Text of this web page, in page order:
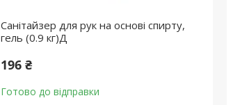
Санітайзер для рук на основі спирту,
гель (0.9 кг)Д
196 ₴
Готово до відправки